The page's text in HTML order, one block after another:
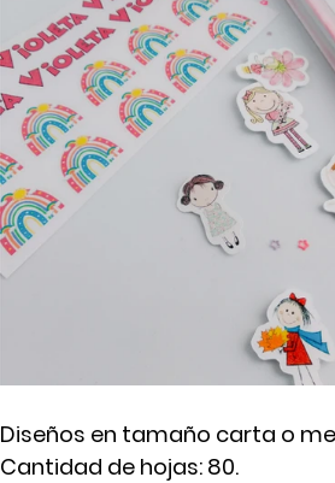
Diseños en tamaño carta o
Cantidad de hojas: 80.